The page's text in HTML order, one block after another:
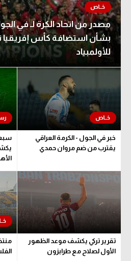
مصدر من اتحاد الكرة لـ في
للأولمبياد
خبر في الجول - الكرمة العراقي
يقترب من ضم مروان حمدي
تقرير تركي يكشف موعد الظهور
الأول لصلاح مع طرابزون